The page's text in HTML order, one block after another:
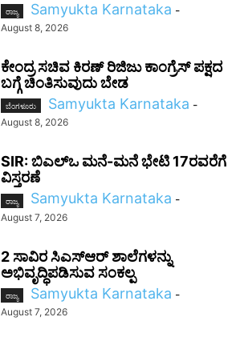
ರಾಜ್ಯ Samyukta Karnataka -
August 8, 2026
ಕೇಂದ್ರ ಸಚಿವ ಕಿರಣ್ ರಿಜಿಜು ಕಾಂಗ್ರೆಸ್ ಪಕ್ಷದ
ಬಗ್ಗೆ ಚಿಂತಿಸುವುದು ಬೇಡ
ಬೆಂಗಳೂರು Samyukta Karnataka -
August 8, 2026
SIR: ಬಿಎಲ್ಒ ಮನೆ-ಮನೆ ಭೇಟಿ 17ರವರೆಗೆ
ವಿಸ್ತರಣೆ
ರಾಜ್ಯ Samyukta Karnataka -
August 7, 2026
2 ಸಾವಿರ ಸಿಎಸ್‌ಆರ್ ಶಾಲೆಗಳನ್ನು
ಅಭಿವೃದ್ಧಿಪಡಿಸುವ ಸಂಕಲ್ಪ
ರಾಜ್ಯ Samyukta Karnataka -
August 7, 2026